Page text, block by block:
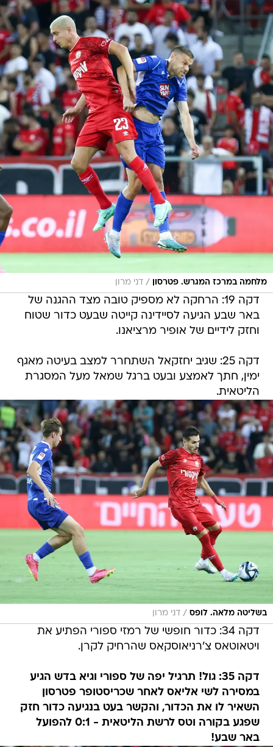
מלחמה במרכז המגרש. פטרסון / דני מרון
דקה 19: הרחקה לא מספיק טובה מצד ההגנה של
באר שבע הגיעה לסיידינה קייטה שבעט כדור שטוח
וחזק לידיים של אופיר מרציאנו.
דקה 25: שגיב יחזקאל השתחרר למצב בעיטה מאגף
ימין, חתך לאמצע ובעט ברגל שמאל מעל המסגרת
הליטאית.
בשליטה מלאה. לופס / דני מרון
דקה 34: כדור חופשי של רמזי ספורי הפתיע את
ויטאוטאס צ'רניאוסקאס שהרחיק לקרן.
דקה 35: גול! תרגיל יפה של ספורי וגיא בדש הגיע
במסירה לשי אליאס לאחר שכריסטופר פטרסון
השאיר לו את הכדור, והקשר בעט בנגיעה כדור חזק
שפגע בקורה וטס לרשת הליטאית - 0:1 להפועל
באר שבע!